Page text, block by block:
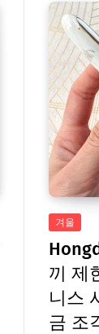
겨울
끼 제
니스
금 조